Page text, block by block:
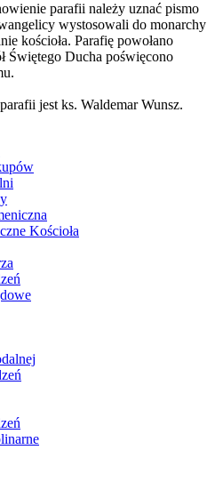
parafii należy uznać pismo
wystosowali do monarchy
kościoła. Parafię powołano
Świętego Ducha poświęcono
jest ks. Waldemar Wunsz.
Kościoła